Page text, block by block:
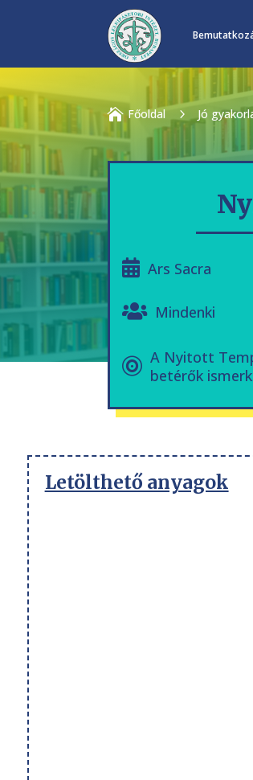
 Főoldal 5 Jó
Ars Sacra
Mindenki
A Nyitott
betérők
Letölthető anyagok